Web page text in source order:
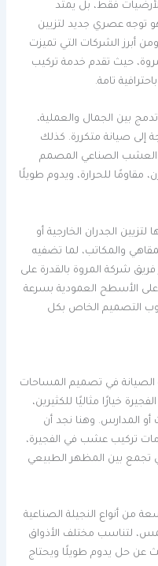
فقط، بل يمتد
توجه عصري جديد لتزيين
أبرز الشركات التي تميزت
حيث تقدم خدمة تركيب
تامة.
بين الجمال والعملية،
إلى صيانة متكررة. كذلك
العشب الصناعي المصمم
للحرارة، ويدوم طويلًا
الجدران الخارجية أو
والمكاتب، لما تضفيه
فريق شركة المروة بالقدرة على
الأسطح العمودية بسرعة
التصميم الخاص بكل
الصيانة في تصميم المساحات
خيارًا مثاليًا للكثيرين،
المدارس. وهنا نجد أن
تركيب عشب في الفجيرة،
تجمع بين المظهر الطبيعي
من أنواع النجيلة الصناعية
لتناسب مختلف الأذواق
عن حل يدوم طويلًا ويحتاج